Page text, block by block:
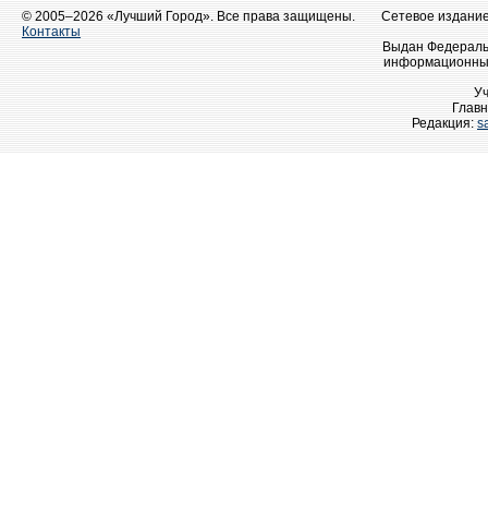
© 2005–2026 «Лучший Город». Все права защищены.
Контакты
Сетевое
Выдан
Редакция: